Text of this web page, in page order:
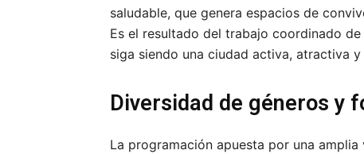
saludable, que genera espacios de
Es el resultado del trabajo coordinado
siga siendo una ciudad activa, atractiva
Diversidad de géneros y
La programación apuesta por una